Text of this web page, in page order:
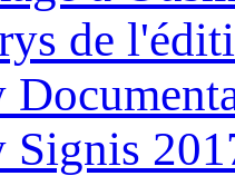
de
Signis